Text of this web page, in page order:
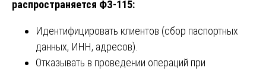
распространяется ФЗ-115:
Идентифицировать клиентов (сбор паспортных
данных, ИНН, адресов).
Отказывать в проведении операций при